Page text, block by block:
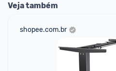
Veja também
shopee.com.br